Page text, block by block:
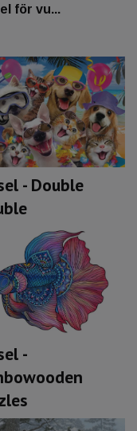
för vu...
- Double
-